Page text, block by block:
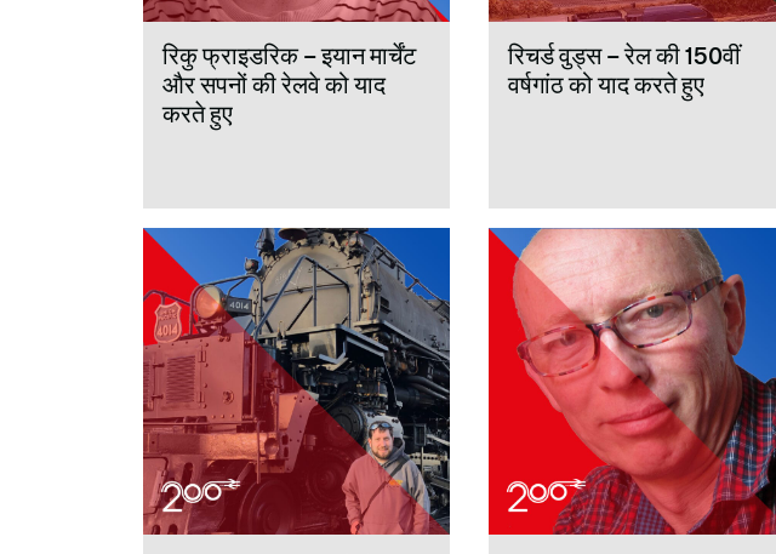
रिकु फ्राइडरिक – इयान मार्चेंट
और सपनों की रेलवे को याद
करते हुए
रिचर्ड वुड्स – रेल की 150वीं
वर्षगांठ को याद करते हुए